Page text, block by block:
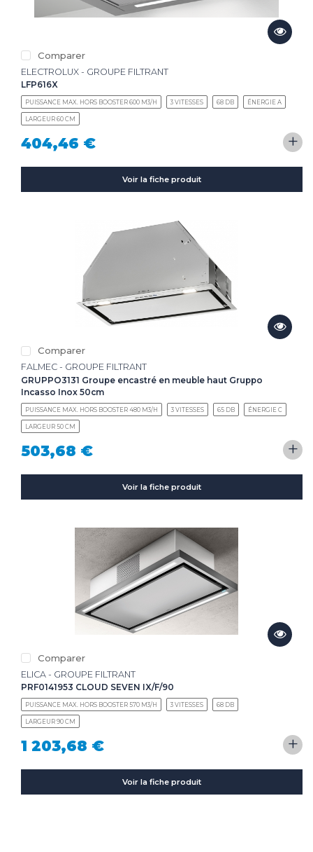
Comparer
ELECTROLUX - GROUPE FILTRANT
LFP616X
PUISSANCE MAX. HORS BOOSTER 600 M3/H 3 VITESSES 68 DB ÉNERGIE A
LARGEUR 60 CM
404,46 € +
Voir la fiche produit
Comparer
FALMEC - GROUPE FILTRANT
GRUPPO3131 Groupe encastré en meuble haut Gruppo
Incasso Inox 50cm
PUISSANCE MAX. HORS BOOSTER 480 M3/H 3 VITESSES 65 DB ÉNERGIE C
LARGEUR 50 CM
503,68 € +
Voir la fiche produit
Comparer
ELICA - GROUPE FILTRANT
PRF0141953 CLOUD SEVEN IX/F/90
PUISSANCE MAX. HORS BOOSTER 570 M3/H 3 VITESSES 68 DB
LARGEUR 90 CM
1 203,68 € +
Voir la fiche produit